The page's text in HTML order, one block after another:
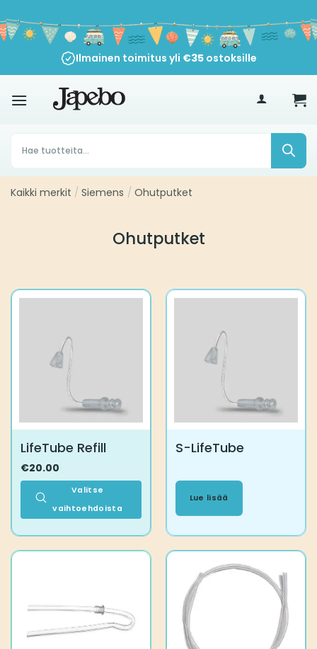
sisältöön
Ilmainen toimitus yli €35ostoksille
Products
search
Kaikki merkit / Siemens / Ohutputket
Ohutputket
LifeTube Refill
€20.00
Valitse
vaihtoehdoista
Voit
valinnat
S-LifeTube
Lue lisää